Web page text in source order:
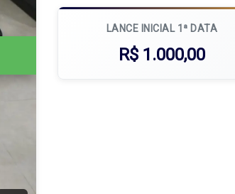
LANCE INICIAL 1ª DATA
R$ 1.000,00